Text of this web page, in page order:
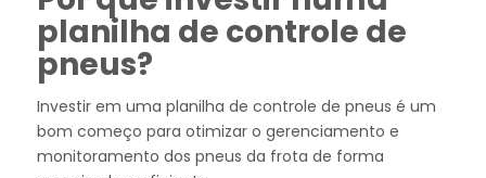
planilha de controle de
pneus?
Investir em uma planilha de controle de pneus é um
bom começo para otimizar o gerenciamento e
monitoramento dos pneus da frota de forma